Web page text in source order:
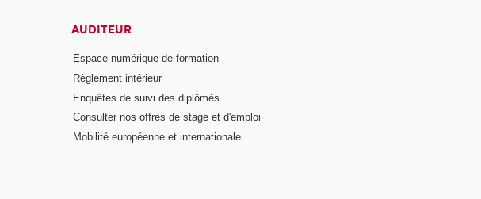
AUDITEUR
Espace numérique de formation
Règlement intérieur
Enquêtes de suivi des diplômés
Consulter nos offres de stage et d'emploi
Mobilité européenne et internationale